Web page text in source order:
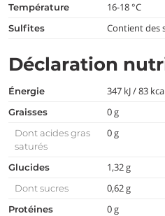
température 16-18 °C
Sulfites Contient des
Déclaration
Énergie 347 kJ / 83
Graisses 0 g
Dont acides gras
saturés
0 g
Glucides 1,32 g
Dont sucres 0,62 g
Protéines 0 g